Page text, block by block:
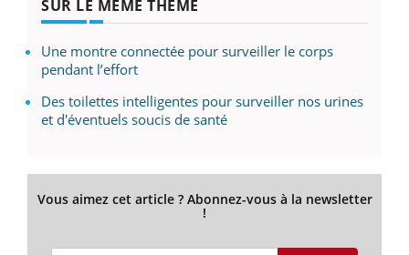
SUR LE MÊME THÈME
Une montre connectée pour surveiller le corps
pendant l’effort
Des toilettes intelligentes pour surveiller nos urines
et d'éventuels soucis de santé
Vous aimez cet article ? Abonnez-vous à la newsletter
!